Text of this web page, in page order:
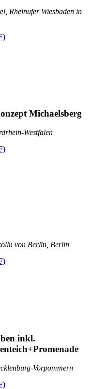
Rheinufer Wiesbaden in
Michaelsberg
Westfalen
von Berlin, Berlin
inkl.
Vorpommern